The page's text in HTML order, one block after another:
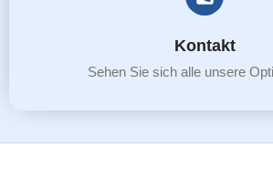
Kontakt
Sehen Sie sich alle unsere